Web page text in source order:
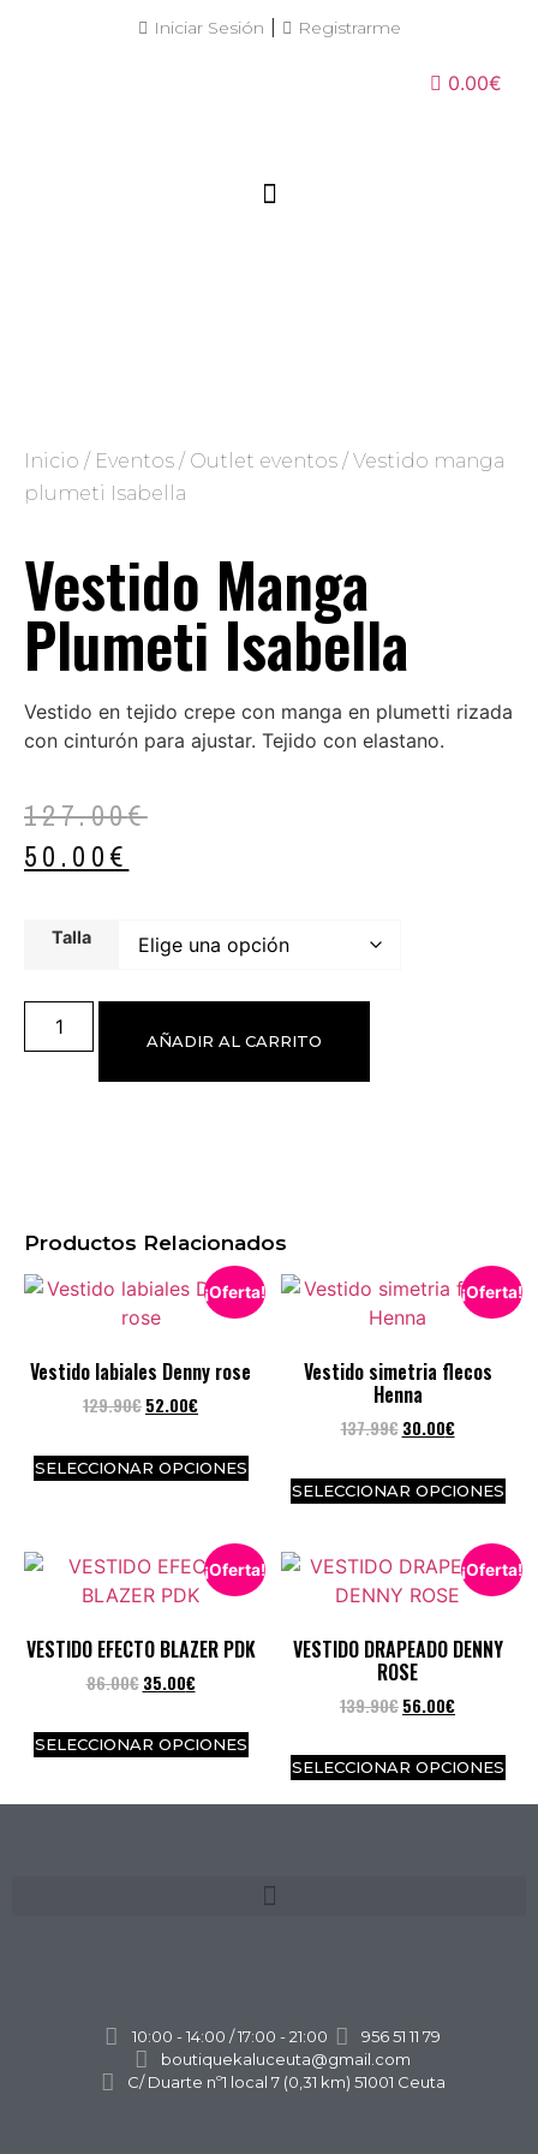
Iniciar Sesión Registrarme
0.00€
Inicio / Eventos / Outlet eventos / Vestido manga
plumeti Isabella
Vestido Manga
Plumeti Isabella
Vestido en tejido crepe con manga en plumetti rizada
con cinturón para ajustar. Tejido con elastano.
127.00€
50.00€
Talla
AÑADIR AL CARRITO
Productos Relacionados
¡Oferta!
Vestido labiales Denny rose
129.90€ 52.00€
SELECCIONAR OPCIONES
¡Oferta!
Vestido simetria flecos
Henna
137.99€ 30.00€
SELECCIONAR OPCIONES
¡Oferta!
VESTIDO EFECTO BLAZER PDK
86.00€ 35.00€
SELECCIONAR OPCIONES
¡Oferta!
VESTIDO DRAPEADO DENNY
ROSE
139.90€ 56.00€
SELECCIONAR OPCIONES
10:00 - 14:00 / 17:00 - 21:00
956 51 11 79
boutiquekaluceuta@gmail.com
C/ Duarte nº1 local 7 (0,31 km) 51001 Ceuta